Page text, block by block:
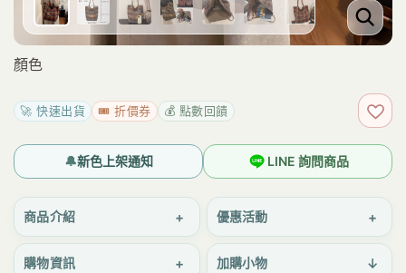
顏色
🚀 快速出貨 🎟️ 折價券 💰 點數回饋 加
LINE 詢問商品
🔔新色上架通知
商品介紹 + 優惠活動 +
購物資訊 + 加購小物 ↓